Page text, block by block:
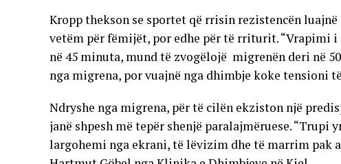
Kropp thekson se sportet që rrisin rezistencën
vetëm për fëmijët, por edhe për të rriturit. “Vrapimi
në 45 minuta, mund të zvogëlojë migrenën deri në
nga migrena, por vuajnë nga dhimbje koke tensioni
Ndryshe nga migrena, për të cilën ekziston një
janë shpesh më tepër shenjë paralajmëruese. “Trupi
largohemi nga ekrani, të lëvizim dhe të marrim pak